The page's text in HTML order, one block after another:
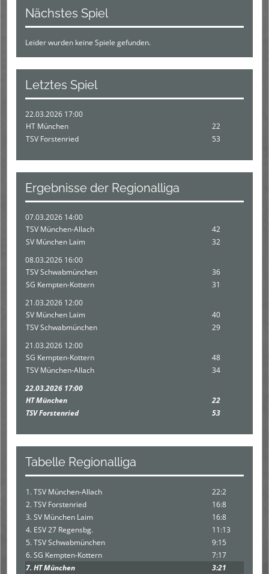
Nächstes Spiel
Leider wurden keine Spiele gefunden.
Letztes Spiel
22.03.2026 17:00
HT München
22
TSV Forstenried
53
Ergebnisse der Regionalliga
07.03.2026 14:00
TSV München-Allach
42
SV München Laim
32
08.03.2026 16:00
TSV Schwabmünchen
36
SG Kempten-Kottern
31
21.03.2026 12:00
SV München Laim
40
TSV Schwabmünchen
29
21.03.2026 12:00
SG Kempten-Kottern
48
TSV München-Allach
34
22.03.2026 17:00
HT München
22
TSV Forstenried
53
Tabelle Regionalliga
1. TSV München-Allach
22:2
2. TSV Forstenried
16:8
3. SV München Laim
16:8
4. ESV 27 Regensbg.
11:13
5. TSV Schwabmünchen
9:15
6. SG Kempten-Kottern
7:17
7. HT München
3:21